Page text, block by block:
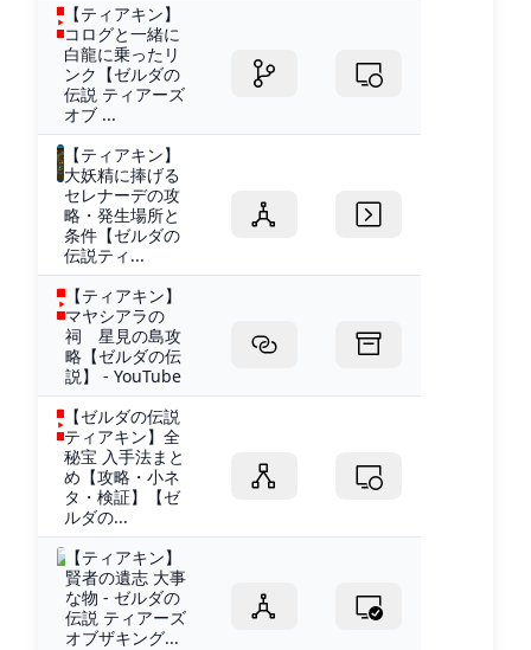
【ティアキン】
コログと一緒に
白龍に乗ったリ
ンク【ゼルダの
伝説 ティアーズ
オブ ...
【ティアキン】
大妖精に捧げる
セレナーデの攻
略・発生場所と
条件【ゼルダの
伝説ティ...
【ティアキン】
マヤシアラの
祠 星見の島攻
略【ゼルダの伝
説】 - YouTube
【ゼルダの伝説
ティアキン】全
秘宝 入手法まと
め【攻略・小ネ
タ・検証】【ゼ
ルダの...
【ティアキン】
賢者の遺志 大事
な物 - ゼルダの
伝説 ティアーズ
オブザキング...